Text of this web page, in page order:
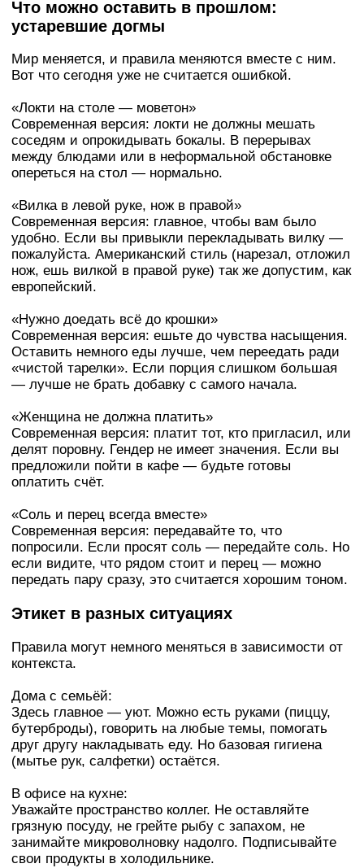
Что можно оставить в прошлом:
устаревшие догмы
Мир меняется, и правила меняются вместе с ним.
Вот что сегодня уже не считается ошибкой.
«Локти на столе — моветон»
Современная версия: локти не должны мешать
соседям и опрокидывать бокалы. В перерывах
между блюдами или в неформальной обстановке
опереться на стол — нормально.
«Вилка в левой руке, нож в правой»
Современная версия: главное, чтобы вам было
удобно. Если вы привыкли перекладывать вилку —
пожалуйста. Американский стиль (нарезал, отложил
нож, ешь вилкой в правой руке) так же допустим, как
европейский.
«Нужно доедать всё до крошки»
Современная версия: ешьте до чувства насыщения.
Оставить немного еды лучше, чем переедать ради
«чистой тарелки». Если порция слишком большая
— лучше не брать добавку с самого начала.
«Женщина не должна платить»
Современная версия: платит тот, кто пригласил, или
делят поровну. Гендер не имеет значения. Если вы
предложили пойти в кафе — будьте готовы
оплатить счёт.
«Соль и перец всегда вместе»
Современная версия: передавайте то, что
попросили. Если просят соль — передайте соль. Но
если видите, что рядом стоит и перец — можно
передать пару сразу, это считается хорошим тоном.
Этикет в разных ситуациях
Правила могут немного меняться в зависимости от
контекста.
Дома с семьёй:
Здесь главное — уют. Можно есть руками (пиццу,
бутерброды), говорить на любые темы, помогать
друг другу накладывать еду. Но базовая гигиена
(мытье рук, салфетки) остаётся.
В офисе на кухне:
Уважайте пространство коллег. Не оставляйте
грязную посуду, не грейте рыбу с запахом, не
занимайте микроволновку надолго. Подписывайте
свои продукты в холодильнике.